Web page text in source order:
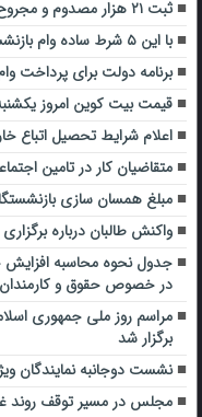
ثبت ۲۱ هزار مصدوم و مجروح در حوادث جاده‌ای امسال
با این ۵ شرط ساده وام بازنشستگی بگیرید | فقط تا پایان امروز
برنامه دولت برای پرداخت وام
قیمت بیت کوین امروز یکشنبه ۲۱ اردیبهشت
اعلام شرایط تحصیل اتباع
متقاضیان کار در تامین
مبلغ همسان سازی
واکنش طالبان درباره
جدول نحوه محاسبه
در خصوص حقوق و کارمندان
مراسم روز ملی جمهوری
برگزار شد
نشست دوجانبه نمایندگان
مجلس در مسیر توقف روند